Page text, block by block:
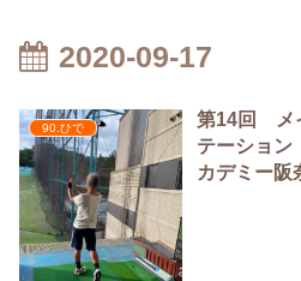
2020-09-17
90.ひで
第14回 メ
テーショ
カデミー